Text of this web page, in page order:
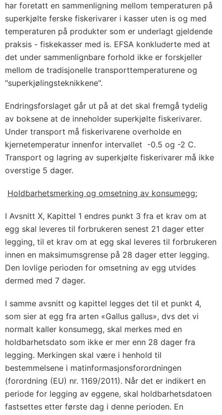
har foretatt en sammenligning mellom temperaturen på
superkjølte ferske fiskerivarer i kasser uten is og med
temperaturen på produkter som er underlagt gjeldende
praksis - fiskekasser med is. EFSA konkluderte med at
det under sammenlignbare forhold ikke er forskjeller
mellom de tradisjonelle transporttemperaturene og
"superkjølingsteknikkene".
Endringsforslaget går ut på at det skal fremgå tydelig
av boksene at de inneholder superkjølte fiskerivarer.
Under transport må fiskerivarene overholde en
kjernetemperatur innenfor intervallet -0.5 og -2 C.
Transport og lagring av superkjølte fiskerivarer må ikke
overstige 5 dager.
Holdbarhetsmerking og omsetning av konsumegg:
I Avsnitt X, Kapittel 1 endres punkt 3 fra et krav om at
egg skal leveres til forbrukeren senest 21 dager etter
legging, til et krav om at egg skal leveres til forbrukeren
innen en maksimumsgrense på 28 dager etter legging.
Den lovlige perioden for omsetning av egg utvides
dermed med 7 dager.
I samme avsnitt og kapittel legges det til et punkt 4,
som sier at egg fra arten «Gallus gallus», dvs det vi
normalt kaller konsumegg, skal merkes med en
holdbarhetsdato som ikke er mer enn 28 dager fra
legging. Merkingen skal være i henhold til
bestemmelsene i matinformasjonsforordningen
(forordning (EU) nr. 1169/2011). Når det er indikert en
periode for legging av eggene, skal holdbarhetsdatoen
fastsettes etter første dag i denne perioden. En